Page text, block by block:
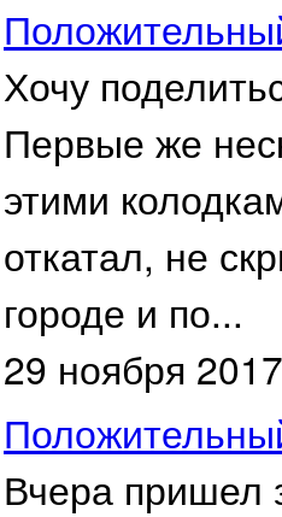
Хочу
Первые же
этими
откатал, не
городе и по...
29 ноября 2017
Вчера пришел